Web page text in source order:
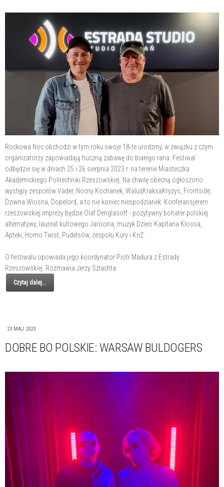
Rockowa Noc obchodzi w tym roku swoje 18-te urodziny, w związku z czym
organizatorzy zapowiadają huczną zabawę do białego rana. Festiwal
odbędzie się w dniach 25 i 26 sierpnia 2023 r. na terenie Miasteczka
Akademickiego Politechniki Rzeszowskiej. Na chwilę obecną ogłoszono
występy zespołów Vader, Nocny Kochanek, WaluśKraksaKryzys, Frontside,
Dziwna Wiosna, Dopelord, a to nie koniec niespodzianek. Konferansjerem
rzeszowskiej imprezy będzie Olaf Deriglasoff - pozytywny bohater polskiej
alternatywy, laureat kultowego Jarocina, muzyk Dzieci Kapitana Klossa,
Apteki, Homo Twist, Pudelsów, zespołu Kury i KnŻ.
O festiwalu opowiada jego koordynator Piotr Madura z Estrady
Rzeszowskiej. Rozmawia Jerzy Szlachta
Czytaj dalej...
23 MAJ 2023
DOBRE BO POLSKIE: WARSAW BULDOGERS